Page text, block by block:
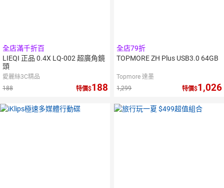
全店滿千折百
LIEQI 正品 0.4X LQ-002 超廣角鏡
頭
愛麗絲3C精品
188
特價 188
全店79折
TOPMORE ZH Plus USB3.0 64GB
Topmore 達墨
1,299
特價 1,026